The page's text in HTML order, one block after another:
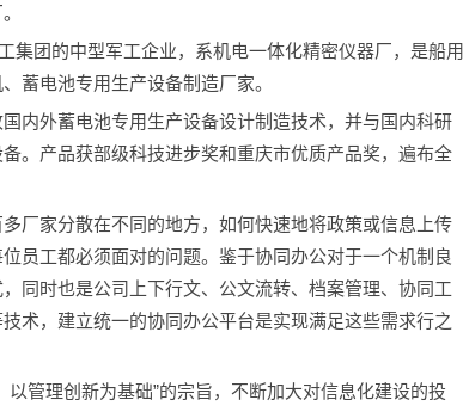
集团的中型军工企业，系机电一体化精密仪器厂，是船用
蓄电池专用生产设备制造厂家。
内外蓄电池专用生产设备设计制造技术，并与国内科研
。产品获部级科技进步奖和重庆市优质产品奖，遍布全
厂家分散在不同的地方，如何快速地将政策或信息上传
员工都必须面对的问题。鉴于协同办公对于一个机制良
同时也是公司上下行文、公文流转、档案管理、协同工
术，建立统一的协同办公平台是实现满足这些需求行之
管理创新为基础”的宗旨，不断加大对信息化建设的投